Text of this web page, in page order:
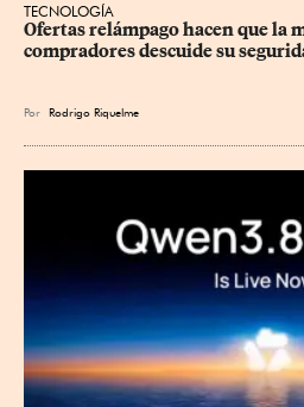
TECNOLOGÍA
Ofertas relámpago hacen que la
compradores descuide su
Por Rodrigo Riquelme